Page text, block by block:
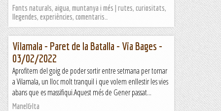
Fonts naturals, aigua, muntanya i més | rutes, curiositats,
llegendes, experiències, comentaris…
Vilamala - Paret de la Batalla - Via Bages -
03/02/2022
Aprofitem del goig de poder sortir entre setmana per tornar
a Vilamala, un lloc molt tranquil i que volem enllestir les vies
abans que es massifiqui.Aquest més de Gener passat...
Manel&Ita